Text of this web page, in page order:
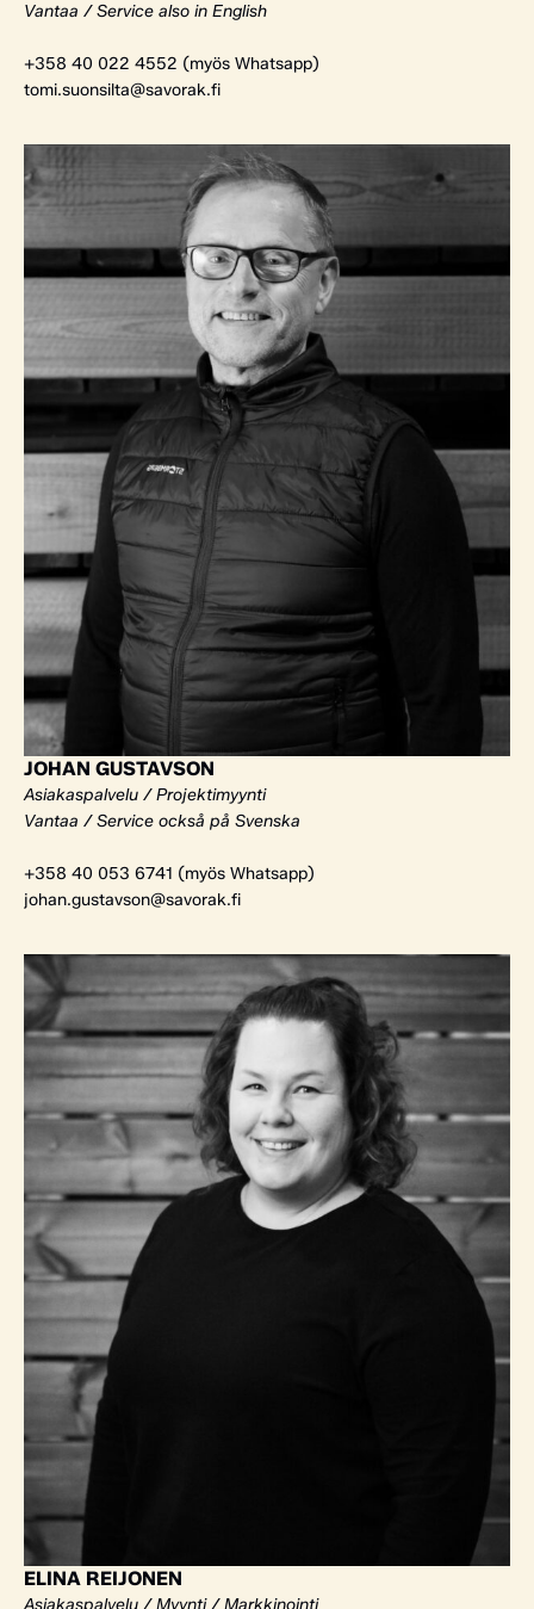
Vantaa / Service also in English
+358 40 022 4552 (myös Whatsapp)
tomi.suonsilta@savorak.fi
JOHAN GUSTAVSON
Asiakaspalvelu / Projektimyynti
Vantaa / Service också på Svenska
+358 40 053 6741 (myös Whatsapp)
johan.gustavson@savorak.fi
ELINA REIJONEN
Asiakaspalvelu / Myynti / Markkinointi